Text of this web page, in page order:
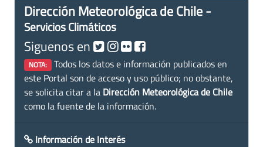
Dirección Meteorológica de Chile -
Servicios Climáticos
Siguenos en
NOTA: Todos los datos e información publicados en
este Portal son de acceso y uso público; no obstante,
se solicita citar a la Dirección Meteorológica de Chile
como la fuente de la información.
Información de Interés